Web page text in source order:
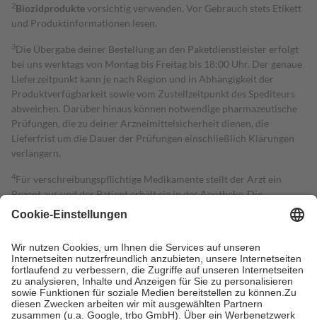
2Biozidproduktevorsichtig verwenden. Vor Gebrauch stets Etikett
und Produktinformationen lesen.
3Die Übergabe deiner Bestellung an den Paketdienstleister erfolgt
bei uns werktags von Montag bis Freitag bis 18:00 Uhr. Der genaue
Lieferzeitpunkt kann je nach Region und in Abhängigkeit der
Produktverfügbarkeit sowie vom Zustellzeitpunkt des Spediteurs
abweichen. Darüber hinaus können notwendige pharmazeutische
Prüfungen, die zu deiner Arzneimittelsicherheit dienen, die
Lieferfrist um die Dauer der Prüfungen einschließlich Klärungen
verlängern.
4Für verschreibungspflichtige Medikamente stellt der Arzt ein
Rezept aus und der Patient erhält sie in der Apotheke. Die
gesetzliche Krankenversicherung übernimmt in der Regel die
Kosten dafür, der Versicherte trägt einen Teil davon als Zuzahlung
Grundsätzlich leisten Mitglieder Zuzahlungen in Höhe von zehn
Prozent des Abgabepreises,mindestens jedochfünf Euround
höchstens zehn Euro.Es sind jedoch nie mehr als die tatsächlichen
Kosten der Leistung zu entrichten.
Diese Regeln gelten grundsätzlich auch für Online-Apotheken.